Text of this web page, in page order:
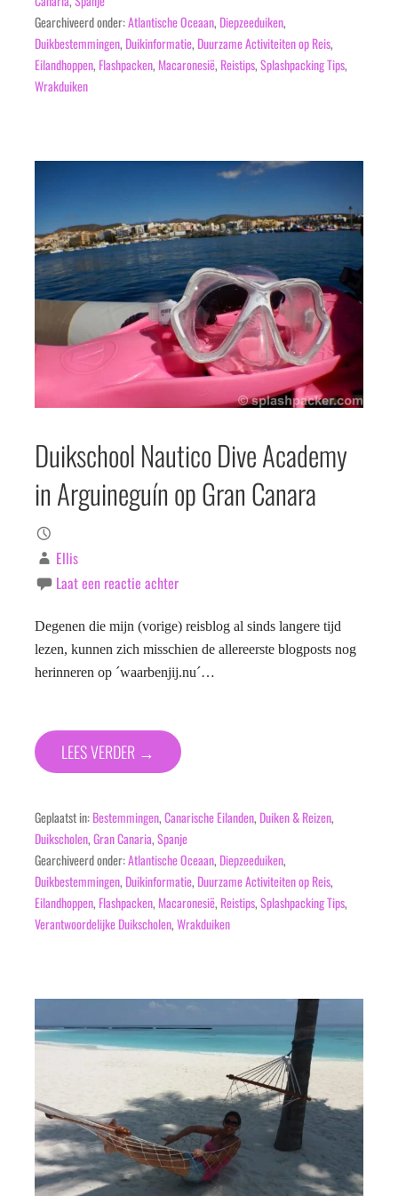
Gearchiveerd onder:Atlantische Oceaan, Diepzeeduiken,
Duikbestemmingen, Duikinformatie, Duurzame Activiteiten op Reis,
Eilandhoppen, Flashpacken, Macaronesië, Reistips,Splashpacking Tips,
Wrakduiken
Duikschool Nautico Dive Academy
in Arguineguín op Gran Canara
Ellis
Laat een reactie achter
Degenen die mijn (vorige) reisblog al sinds langere tijd
lezen, kunnen zich misschien de allereerste blogposts nog
herinneren op ´waarbenjij.nu´…
LEES VERDER →
Geplaatst in:Bestemmingen,Canarische Eilanden, Duiken & Reizen,
Duikscholen,Gran Canaria,Spanje
Gearchiveerd onder:Atlantische Oceaan, Diepzeeduiken,
Duikbestemmingen, Duikinformatie, Duurzame Activiteiten op Reis,
Eilandhoppen, Flashpacken, Macaronesië, Reistips,Splashpacking Tips,
Verantwoordelijke Duikscholen,Wrakduiken